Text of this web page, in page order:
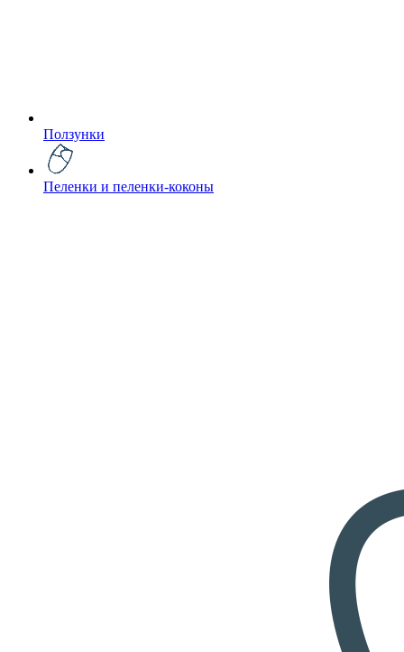
Ползунки
Пеленки и пеленки-коконы